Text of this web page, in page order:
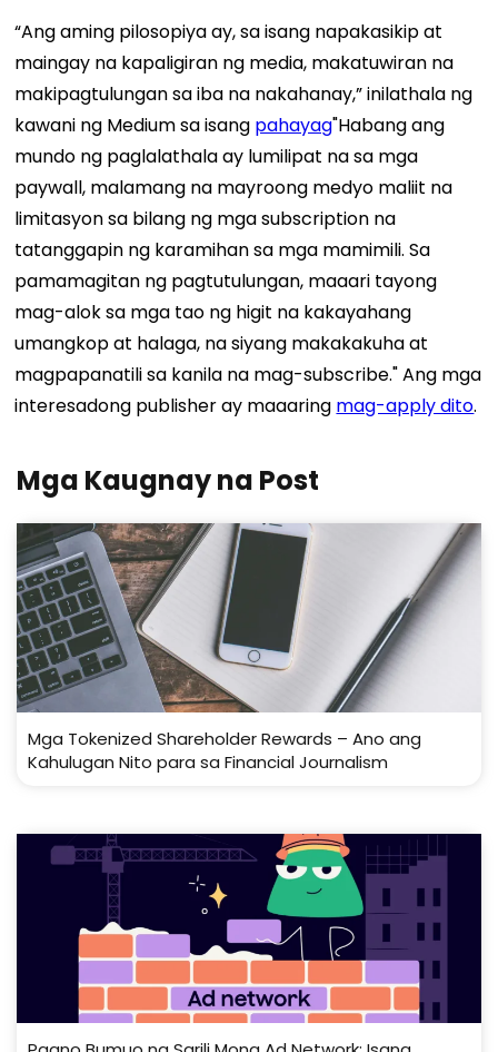
“Ang aming pilosopiya ay, sa isang napakasikip at
maingay na kapaligiran ng media, makatuwiran na
makipagtulungan sa iba na nakahanay,” inilathala ng
kawani ng Medium sa isang pahayag"Habang ang
mundo ng paglalathala ay lumilipat na sa mga
paywall, malamang na mayroong medyo maliit na
limitasyon sa bilang ng mga subscription na
tatanggapin ng karamihan sa mga mamimili. Sa
pamamagitan ng pagtutulungan, maaari tayong
mag-alok sa mga tao ng higit na kakayahang
umangkop at halaga, na siyang makakakuha at
magpapanatili sa kanila na mag-subscribe." Ang mga
interesadong publisher ay maaaring mag-apply dito.
Mga Kaugnay na Post
Mga Tokenized Shareholder Rewards – Ano ang
Kahulugan Nito para sa Financial Journalism